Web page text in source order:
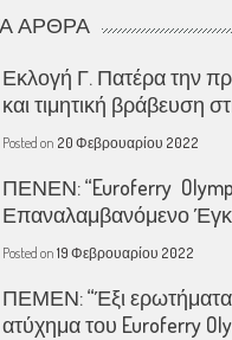
ΆΡΘΡΑ
Εκλογή Γ. Πατέρα την
και τιμητική βράβευση
Posted on 20 Φεβρουαρίου 2022
ΠΕΝΕΝ: “Euroferry
Επαναλαμβανόμενο
Posted on 19 Φεβρουαρίου 2022
ΠΕΜΕΝ: “Έξι ερωτήματα
ατύχημα του Euroferry